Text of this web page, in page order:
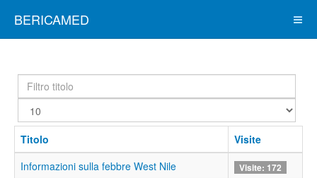
BERICAMED
Filtro
titolo
Visualizza
#
Titolo
Visite
Informazioni sulla febbre West Nile
Visite: 172